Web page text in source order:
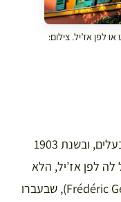
לפן אז’יל. צילום:
במהלך השנים עבר המקום בין מספר בעלים, ובשנת 1903
לפן אז’יל, הלא
הוא פרדריק ז’ראר (Frédéric Gérard 1860-1932), שבעברו